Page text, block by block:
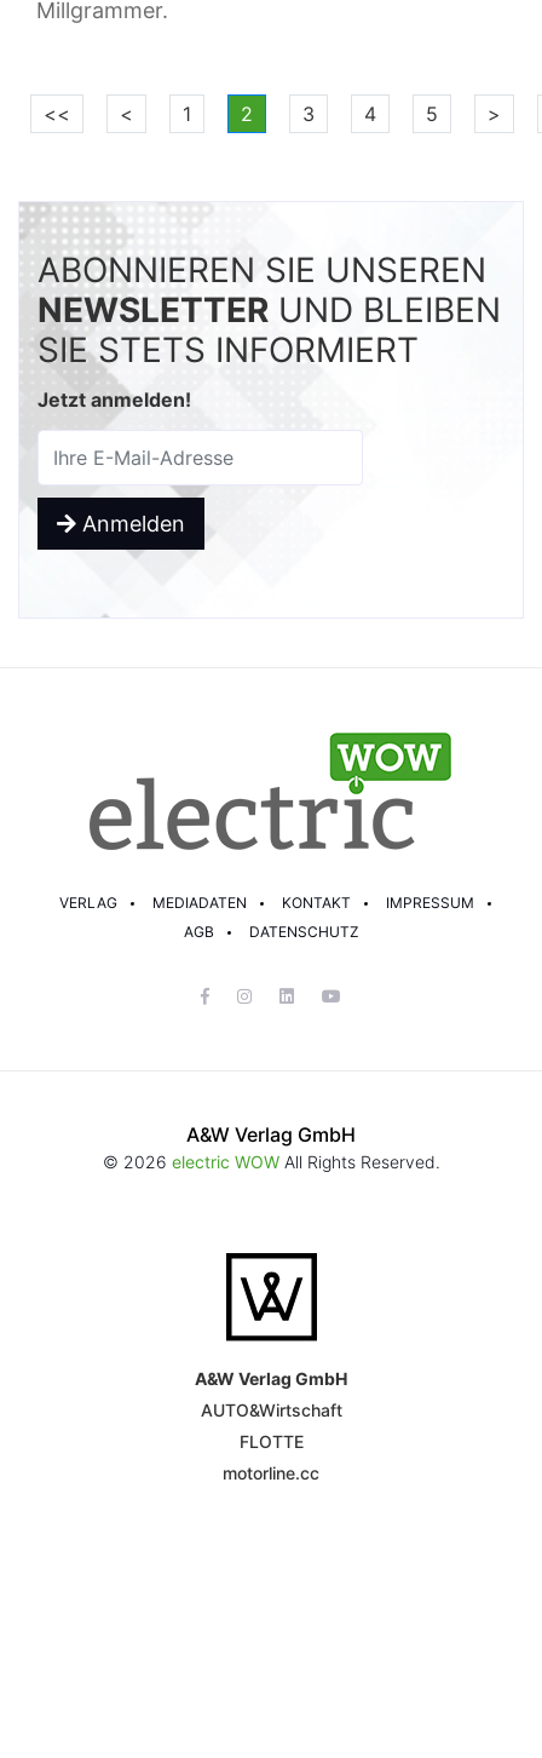
Millgrammer.
<< < 1 2 3 4 5 >
ABONNIEREN SIE UNSEREN
NEWSLETTER UND BLEIBEN
SIE STETS INFORMIERT
Jetzt anmelden!
Anmelden
VERLAG MEDIADATEN KONTAKT
IMPRESSUM
AGB
DATENSCHUTZ
A&W Verlag GmbH
© 2026 electric WOWAll Rights Reserved.
A&W Verlag GmbH
AUTO&Wirtschaft
FLOTTE
motorline.cc